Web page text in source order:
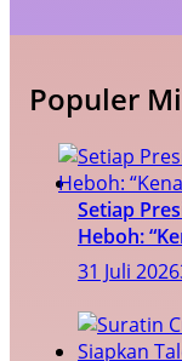
Populer
Setiap
Heboh:
31 Juli 2026